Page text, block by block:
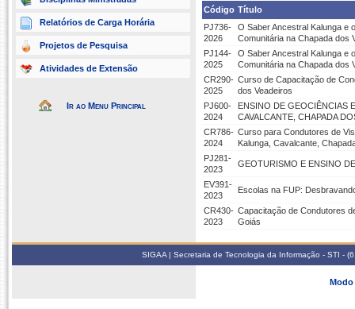
Relatórios de Carga Horária
Projetos de Pesquisa
Atividades de Extensão
Ir ao Menu Principal
Código Título
PJ736-
2026
O Saber Ancestral Kalunga e
Comunitária na Chapada dos
PJ144-
2025
O Saber Ancestral Kalunga e
Comunitária na Chapada dos
CR290-
2025
Curso de Capacitação de
dos Veadeiros
PJ600-
2024
ENSINO DE GEOCIÊNCIAS
CAVALCANTE, CHAPADA
CR786-
2024
Curso para Condutores de
Kalunga, Cavalcante,
PJ281-
2023
GEOTURISMO E ENSINO
EV391-
2023
Escolas na FUP:
CR430-
2023
Capacitação de Condutores
Goiás
SIGAA | Secretaria de Tecnologia da Informação - STI -
Modo